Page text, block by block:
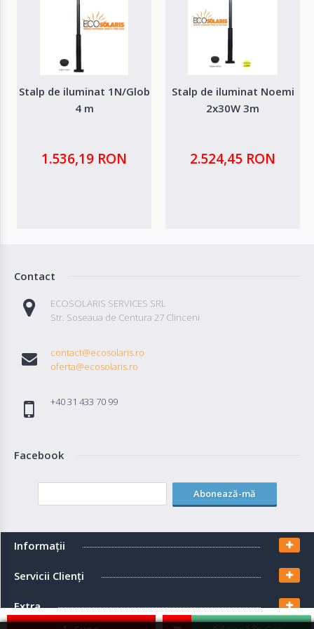
Stalp de iluminat 1N/Glob
4 m
1.536,19 RON
Stalp de iluminat Noemi
2x30W 3m
2.524,45 RON
Contact
ECOSOLARIS SERVICES SRL
Str. Soseaua de Centura 27 Clinceni
contact@ecosolaris.ro
oferta@ecosolaris.ro
+40 31 433 70 99
Facebook
Abonează-mă
Informaţii
Servicii Clienţi
Extra